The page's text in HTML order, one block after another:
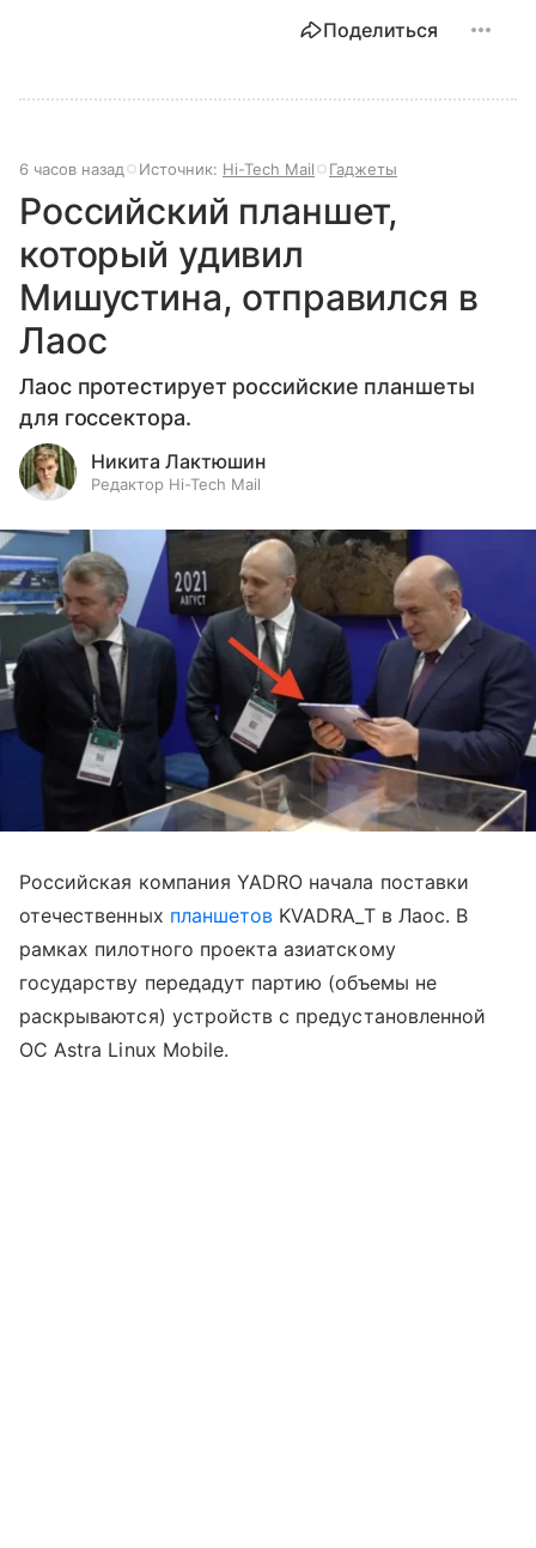
Поделиться
6 часов назад Источник: Hi-Tech Mail Гаджеты
Российский планшет,
который удивил
Мишустина, отправился в
Лаос
Лаос протестирует российские планшеты
для госсектора.
Никита Лактюшин
Редактор Hi-Tech Mail
Российская компания YADRO начала поставки
отечественных планшетов KVADRA_T в Лаос. В
рамках пилотного проекта азиатскому
государству передадут партию (объемы не
раскрываются) устройств с предустановленной
ОС Astra Linux Mobile.